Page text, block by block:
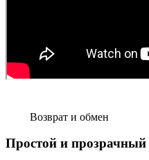
Возврат и обмен
Простой и прозрачный